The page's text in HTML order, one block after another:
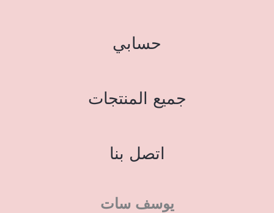
حسابي
جميع المنتجات
اتصل بنا
يوسف سات